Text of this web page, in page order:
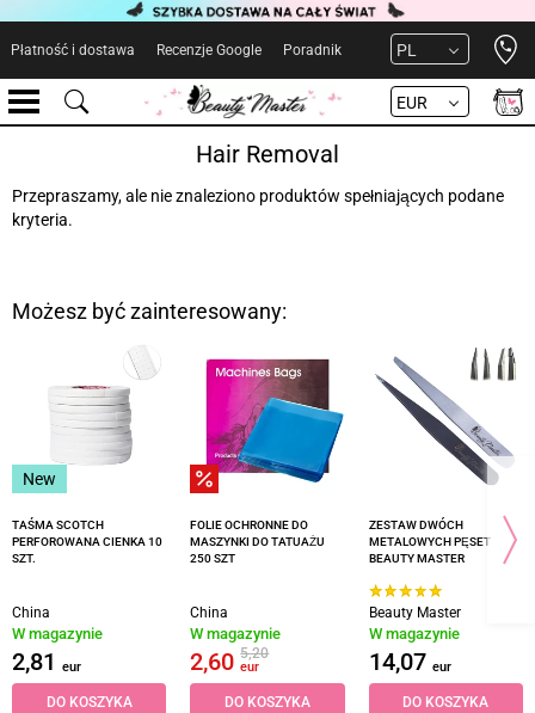
Płatność i dostawa Recenzje Google Poradnik PL
EUR
Hair Removal
Przepraszamy, ale nie znaleziono produktów spełniających podane
kryteria.
Możesz być zainteresowany:
New
TAŚMA SCOTCH
PERFOROWANA CIENKA 10
SZT.
China
W magazynie
2,81 eur
DO KOSZYKA
FOLIE OCHRONNE DO
MASZYNKI DO TATUAŻU
250 SZT
China
W magazynie
2,605,20
eur
DO KOSZYKA
ZESTAW DWÓCH
METALOWYCH PĘSET
BEAUTY MASTER
Beauty Master
W magazynie
14,07 eur
DO KOSZYKA